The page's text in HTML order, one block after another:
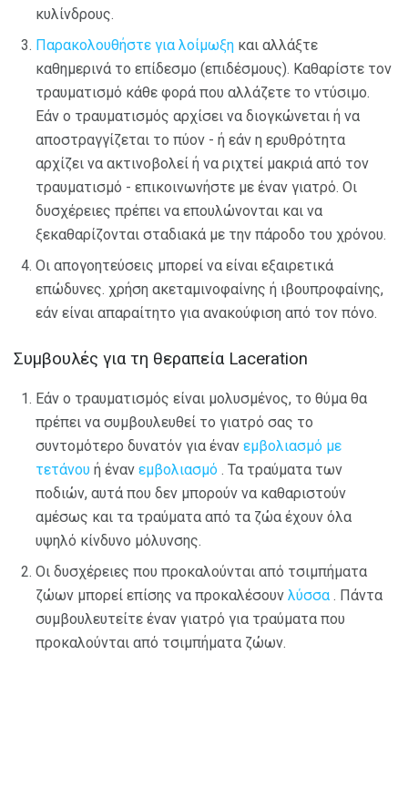
κυλίνδρους.
Παρακολουθήστε για λοίμωξη και αλλάξτε
καθημερινά το επίδεσμο (επιδέσμους). Καθαρίστε τον
τραυματισμό κάθε φορά που αλλάζετε το ντύσιμο.
Εάν ο τραυματισμός αρχίσει να διογκώνεται ή να
αποστραγγίζεται το πύον - ή εάν η ερυθρότητα
αρχίζει να ακτινοβολεί ή να ριχτεί μακριά από τον
τραυματισμό - επικοινωνήστε με έναν γιατρό. Οι
δυσχέρειες πρέπει να επουλώνονται και να
ξεκαθαρίζονται σταδιακά με την πάροδο του χρόνου.
Οι απογοητεύσεις μπορεί να είναι εξαιρετικά
επώδυνες. χρήση ακεταμινοφαίνης ή ιβουπροφαίνης,
εάν είναι απαραίτητο για ανακούφιση από τον πόνο.
Συμβουλές για τη θεραπεία Laceration
Εάν ο τραυματισμός είναι μολυσμένος, το θύμα θα
πρέπει να συμβουλευθεί το γιατρό σας το
συντομότερο δυνατόν για έναν εμβολιασμό με
τετάνου ή έναν εμβολιασμό . Τα τραύματα των
ποδιών, αυτά που δεν μπορούν να καθαριστούν
αμέσως και τα τραύματα από τα ζώα έχουν όλα
υψηλό κίνδυνο μόλυνσης.
Οι δυσχέρειες που προκαλούνται από τσιμπήματα
ζώων μπορεί επίσης να προκαλέσουν λύσσα . Πάντα
συμβουλευτείτε έναν γιατρό για τραύματα που
προκαλούνται από τσιμπήματα ζώων.